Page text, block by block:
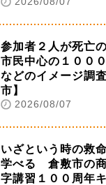
参加者２人が死亡
市民中心の１００
などのイメージ調
市】
2026/08/07
いざという時の救
学べる 倉敷市の
字講習１００周年